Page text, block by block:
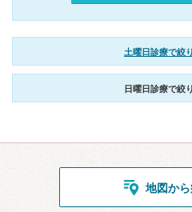
土曜日診療で絞
日曜日診療で絞
地図か